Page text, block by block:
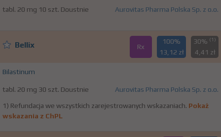
tabl. 20 mg 10 szt. Doustnie Aurovitas Pharma Polska Sp. z o.o.
Bellix Rx
100%
13,12 zł
30% (1)
4,41 zł
Bilastinum
tabl. 20 mg 30 szt. Doustnie Aurovitas Pharma Polska Sp. z o.o.
1) Refundacja we wszystkich zarejestrowanych wskazaniach. Pokaż
wskazania z ChPL